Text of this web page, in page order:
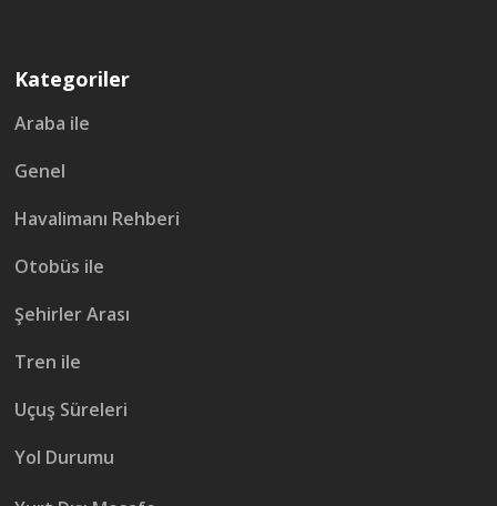
Kategoriler
Araba ile
Genel
Havalimanı Rehberi
Otobüs ile
Şehirler Arası
Tren ile
Uçuş Süreleri
Yol Durumu